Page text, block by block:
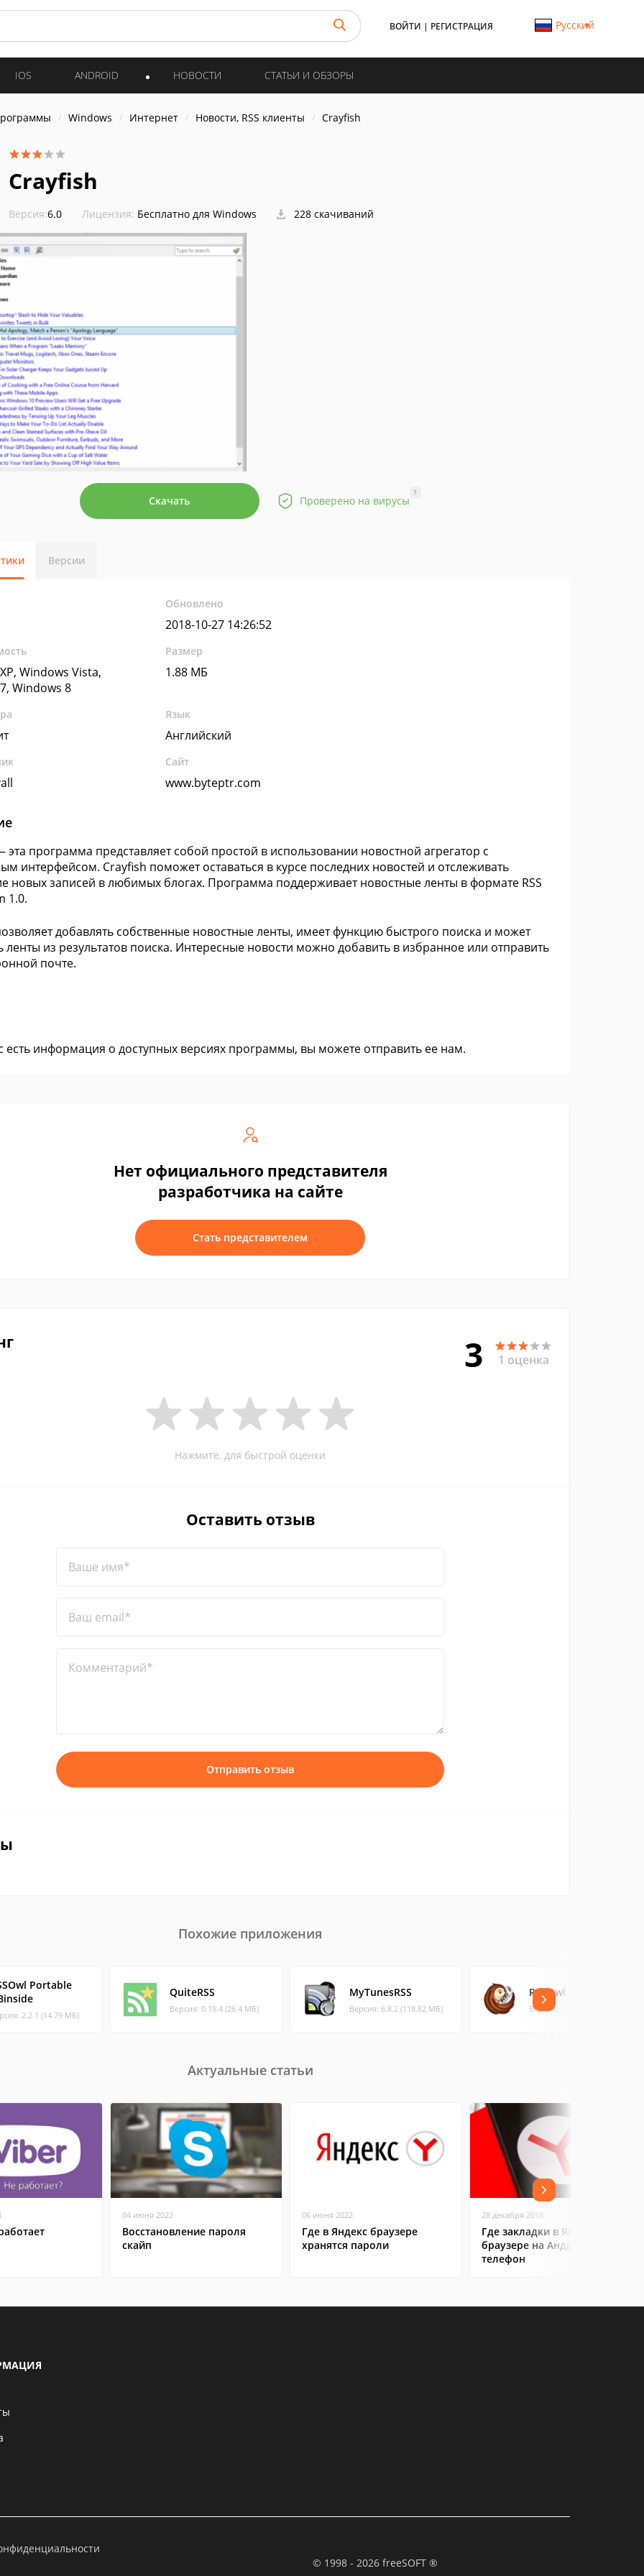
ВОЙТИ | РЕГИСТРАЦИЯ Русский
IOS ANDROID НОВОСТИ СТАТЬИ И ОБЗОРЫ
Windows Интернет Новости, RSS клиенты Crayfish
Crayfish
Версия:6.0 Лицензия: Бесплатно для Windows 228 скачиваний
Скачать Проверено на вирусы
?
Версии
Обновлено
2018-10-27 14:26:52
Windows Vista,
Windows 8
Размер
1.88 МБ
Язык
Английский
Сайт
www.byteptr.com
эта программа представляет собой простой в использовании новостной агрегатор с
интерфейсом. Crayfish поможет оставаться в курсе последних новостей и отслеживать
новых записей в любимых блогах. Программа поддерживает новостные ленты в формате RSS
1.0.
добавлять собственные новостные ленты, имеет функцию быстрого поиска и может
ленты из результатов поиска. Интересные новости можно добавить в избранное или отправить
почте.
есть информация о доступных версиях программы, вы можете отправить ее нам.
Нет официального представителя
разработчика на сайте
Стать представителем
3 1 оценка
Нажмите, для быстрой оценки
Оставить отзыв
Ваше имя*
Ваш email*
Комментарий*
Отправить отзыв
Похожие приложения
Portable
2.2.1 (14.79 МБ)
QuiteRSS
Версия: 0.19.4 (26.4 МБ)
MyTunesRSS
Версия: 6.8.2 (118.82 МБ)
RSSOwl
Версия: 2.2.1 (3.84 МБ)
Актуальные статьи
04 июня 2022
Восстановление пароля
скайп
06 июня 2022
Где в Яндекс браузере
хранятся пароли
28 декабря 2018
Где закладки в Яндекс
браузере на Андроид
телефон
© 1998 - 2026 freeSOFT ®